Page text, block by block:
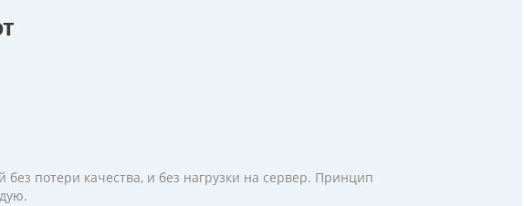
потери качества, и без нагрузки на сервер. Принцип